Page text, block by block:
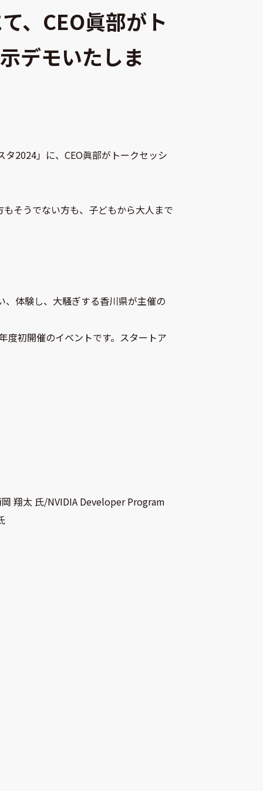
、CEO眞部がト
デモいたしま
2024」に、CEO眞部がトークセッシ
そうでない方も、子どもから大人まで
体験し、大騒ぎする香川県が主催の
度初開催のイベントです。スタートア
翔太 氏/NVIDIA Developer Program